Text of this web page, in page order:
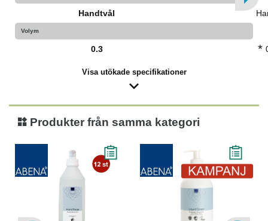
Handtvål
Volym
0.3 *
Visa utökade specifikationer
Produkter från samma kategori